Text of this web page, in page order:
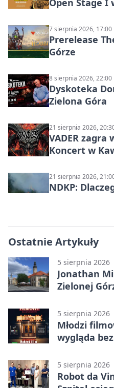
Open Stage I
7 sierpnia 2026, 17:00
Prerelease
Górze
8 sierpnia 2026, 22:00
Dyskoteka
Zielona Góra
21 sierpnia 2026,
VADER zagra
Koncert w
21 sierpnia 2026,
NDKP:
Ostatnie Artykuły
5 sierpnia 2026
Jonathan
Zielonej
5 sierpnia 2026
Młodzi
wygląda
5 sierpnia 2026
Robot da